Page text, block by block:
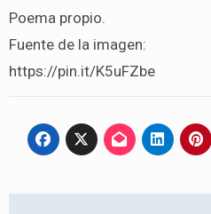
Poema propio.
Fuente de la imagen:
https://pin.it/K5uFZbe